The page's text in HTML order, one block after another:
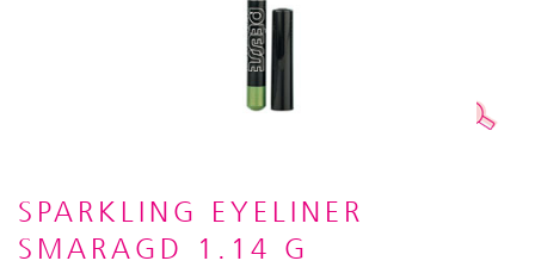
SPARKLING EYELINER
SMARAGD 1.14 G